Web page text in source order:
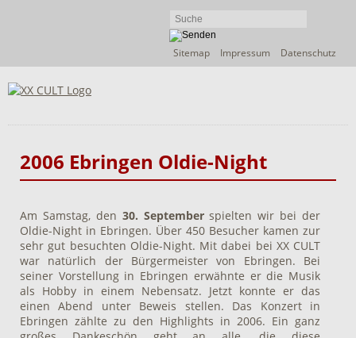
Navigation
Sitemap Impressum Datenschutz
2006 Ebringen Oldie-Night
Am Samstag, den 30. Septemberspielten wir bei der
Oldie-Night in Ebringen. Über 450 Besucher kamen zur
sehr gut besuchten Oldie-Night. Mit dabei bei XX CULT
war natürlich der Bürgermeister von Ebringen. Bei
seiner Vorstellung in Ebringen erwähnte er die Musik
als Hobby in einem Nebensatz. Jetzt konnte er das
einen Abend unter Beweis stellen. Das Konzert in
Ebringen zählte zu den Highlights in 2006. Ein ganz